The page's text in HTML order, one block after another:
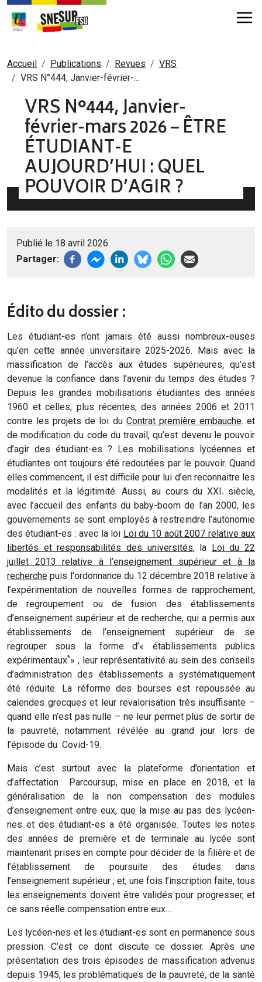
Aller au contenu principal
Fil d'Ariane
Accueil Publications Revues
VRS
VRS N°444, Janvier-février-...
VRS N°444, Janvier-
février-mars 2026 – ÊTRE
ÉTUDIANT-E
AUJOURD’HUI : QUEL
POUVOIR D’AGIR ?
Publié le 18 avril 2026
Partager
Édito du dossier :
Les étudiant-es n’ont jamais été aussi nombreux-euses
qu’en cette année universitaire­ 2025-2026. Mais avec la
massification de l’accès aux études supérieures, qu’est
devenue la confiance dans l’avenir du temps des études ?
Depuis les grandes mobilisations étudiantes des années
1960 et celles, plus récentes, des années 2006 et 2011
contre les projets de loi du Contrat première embauche. et
de modification du code du travail, qu’est devenu le pouvoir
d’agir des étudiant-es ? Les mobilisations lycéennes et
étudiantes ont toujours été redoutées par le pouvoir. Quand
elles commencent, il est difficile pour lui d’en reconnaitre les
modalités et la légitimité. Aussi, au cours du XXIe
siècle,
avec l’accueil des enfants du baby-boom de l’an 2000, les
gouvernements se sont employés à restreindre l’autonomie
des étudiant-es : avec la loi Loi du 10 août 2007 relative aux
libertés et responsabilités des universités, la Loi du 22
juillet 2013 relative à l’enseignement supérieur et à la
recherche puis l'ordonnance du 12 décembre 2018 relative à
l’expérimentation de nouvelles formes de rapprochement,
de regroupement ou de fusion des établissements
d’enseignement supérieur et de recherche, qui a permis aux
établissements de l’enseignement supérieur de se
regrouper sous la forme d’« établissements publics
expérimentaux*» , leur représentativité au sein des conseils
d’administration des établissements a systématiquement
été réduite. La réforme des bourses est repoussée au
calendes grecques et leur revalorisation très insuffisante –
quand elle n’est pas nulle – ne leur permet plus de sortir de
la pauvreté, notamment révélée au grand jour lors de
l’épisode du ­ Covid-19.
Mais c’est surtout avec la plateforme d’orientation et
d’affectation ­ Parcoursup, mise en place en 2018, et la
généralisation de la non compensation des modules
d’enseignement entre eux, que la mise au pas des lycéen-
nes et des étudiant-es a été organisée. Toutes les notes
des années de première et de terminale au lycée sont
maintenant prises en compte pour décider de la filière et de
l’établissement de poursuite des études dans
l’enseignement supérieur ; et, une fois l’inscription faite, tous
les enseignements doivent être validés pour progresser, et
ce sans réelle compensation entre eux…
Les lycéen-nes et les étudiant-es sont en permanence sous
pression. C’est ce dont discute ce dossier. Après une
présentation des trois épisodes de massification advenus
depuis 1945, les problématiques de la pauvreté, de la santé